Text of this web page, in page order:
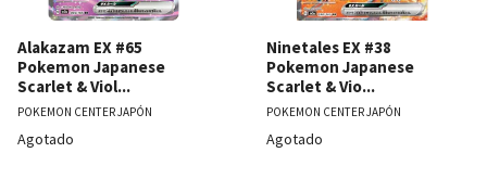
Alakazam EX #65
Pokemon Japanese
Scarlet & Viol...
POKEMON CENTER JAPÓN
Agotado
Ninetales EX #38
Pokemon Japanese
Scarlet & Vio...
POKEMON CENTER JAPÓN
Agotado